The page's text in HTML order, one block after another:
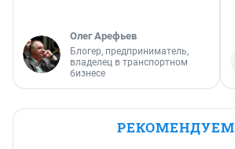
Олег Арефьев
Блогер, предприниматель,
владелец в транспортном
бизнесе
РЕКОМЕНДУЕМ